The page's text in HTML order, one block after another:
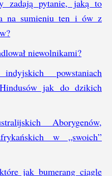
zadają pytanie, jaką to
na sumieniu ten i ów z
niewolnikami?
powstaniach
jak do dzikich
Aborygenów,
w „swoich”
jak bumerang ciągle